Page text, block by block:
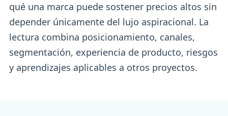
qué una marca puede sostener precios altos sin
depender únicamente del lujo aspiracional. La
lectura combina posicionamiento, canales,
segmentación, experiencia de producto, riesgos
y aprendizajes aplicables a otros proyectos.